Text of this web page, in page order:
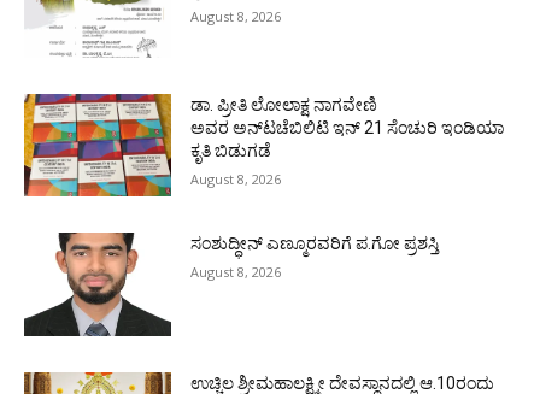
August 8, 2026
ಡಾ. ಪ್ರೀತಿ ಲೋಲಾಕ್ಷ ನಾಗವೇಣಿ
ಅವರ ಅನ್‌ಟಚೆಬಿಲಿಟಿ ಇನ್ 21 ಸೆಂಚುರಿ ಇಂಡಿಯಾ
ಕೃತಿ ಬಿಡುಗಡೆ
August 8, 2026
ಸಂಶುದ್ಧೀನ್ ಎಣ್ಮೂರವರಿಗೆ ಪ.ಗೋ ಪ್ರಶಸ್ತಿ
August 8, 2026
ಉಚ್ಚಿಲ ಶ್ರೀಮಹಾಲಕ್ಷ್ಮೀ ದೇವಸ್ಥಾನದಲ್ಲಿ ಆ.10ರಂದು